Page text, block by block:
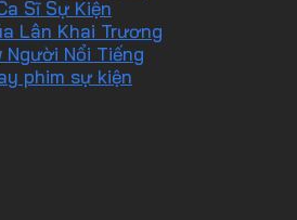
Sĩ Sự Kiện
Lân Khai Trương
Người Nổi Tiếng
phim sự kiện